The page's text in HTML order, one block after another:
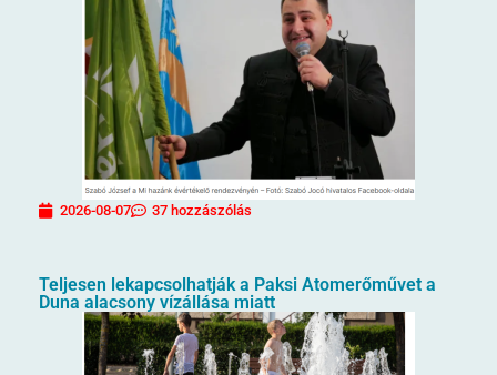
2026-08-07 37 hozzászólás
Teljesen lekapcsolhatják a Paksi Atomerőművet a
Duna alacsony vízállása miatt